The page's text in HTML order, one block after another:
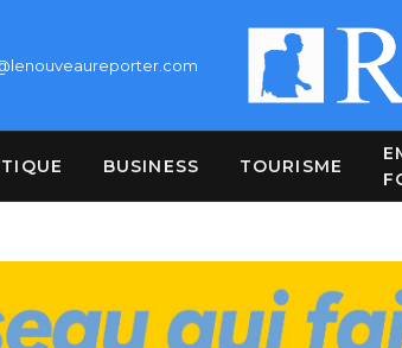
BUSINESS TOURISME